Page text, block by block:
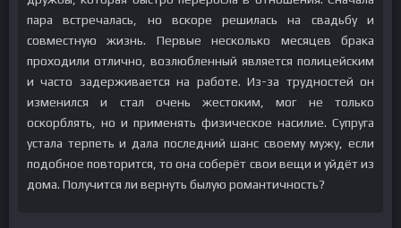
пара встречалась, но вскоре решилась на свадьбу и
совместную жизнь. Первые несколько месяцев брака
проходили отлично, возлюбленный является полицейским
и часто задерживается на работе. Из-за трудностей он
изменился и стал очень жестоким, мог не только
оскорблять, но и применять физическое насилие. Супруга
устала терпеть и дала последний шанс своему мужу, если
подобное повторится, то она соберёт свои вещи и уйдёт из
дома. Получится ли вернуть былую романтичность?